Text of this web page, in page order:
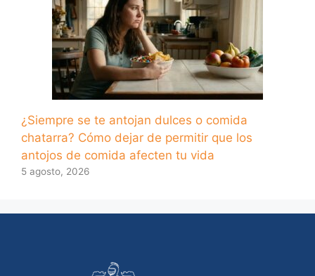
¿Siempre se te antojan dulces o comida
chatarra? Cómo dejar de permitir que los
antojos de comida afecten tu vida
5 agosto, 2026